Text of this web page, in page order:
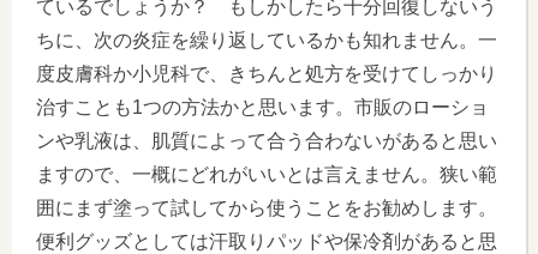
ているでしょうか？ もしかしたら十分回復しないう
ちに、次の炎症を繰り返しているかも知れません。一
度皮膚科か小児科で、きちんと処方を受けてしっかり
治すことも1つの方法かと思います。市販のローショ
ンや乳液は、肌質によって合う合わないがあると思い
ますので、一概にどれがいいとは言えません。狭い範
囲にまず塗って試してから使うことをお勧めします。
便利グッズとしては汗取りパッドや保冷剤があると思